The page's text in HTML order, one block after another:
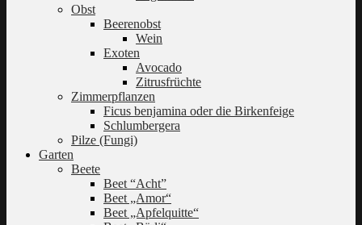
Obst
Beerenobst
Wein
Exoten
Avocado
Zitrusfrüchte
Zimmerpflanzen
Ficus benjamina oder die Birkenfeige
Schlumbergera
Pilze (Fungi)
Garten
Beete
Beet “Acht”
Beet „Amor“
Beet „Apfelquitte“